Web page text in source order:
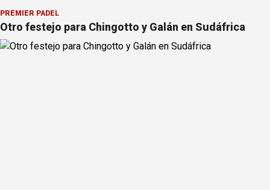
PREMIER PÁDEL
Otro festejo para Chingotto y Galán en Sudáfrica